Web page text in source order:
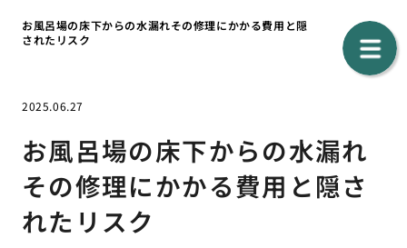
お風呂場の床下からの水漏れその修理にかかる費用と隠
されたリスク
2025.06.27
お風呂場の床下からの水漏れ
その修理にかかる費用と隠さ
れたリスク